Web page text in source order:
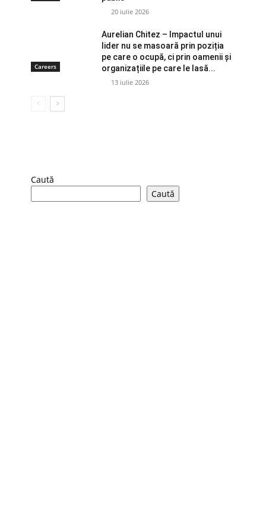
20 iulie 2026
Careers
Aurelian Chitez – Impactul unui
lider nu se masoară prin poziția
pe care o ocupă, ci prin oamenii și
organizațiile pe care le lasă...
13 iulie 2026
Caută
Caută